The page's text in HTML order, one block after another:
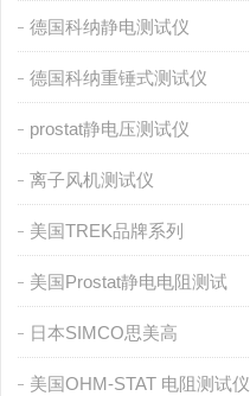
德国科纳静电测试仪
德国科纳重锤式测试仪
prostat静电压测试仪
离子风机测试仪
美国TREK品牌系列
美国Prostat静电电阻测试
日本SIMCO思美高
美国OHM-STAT 电阻测试仪